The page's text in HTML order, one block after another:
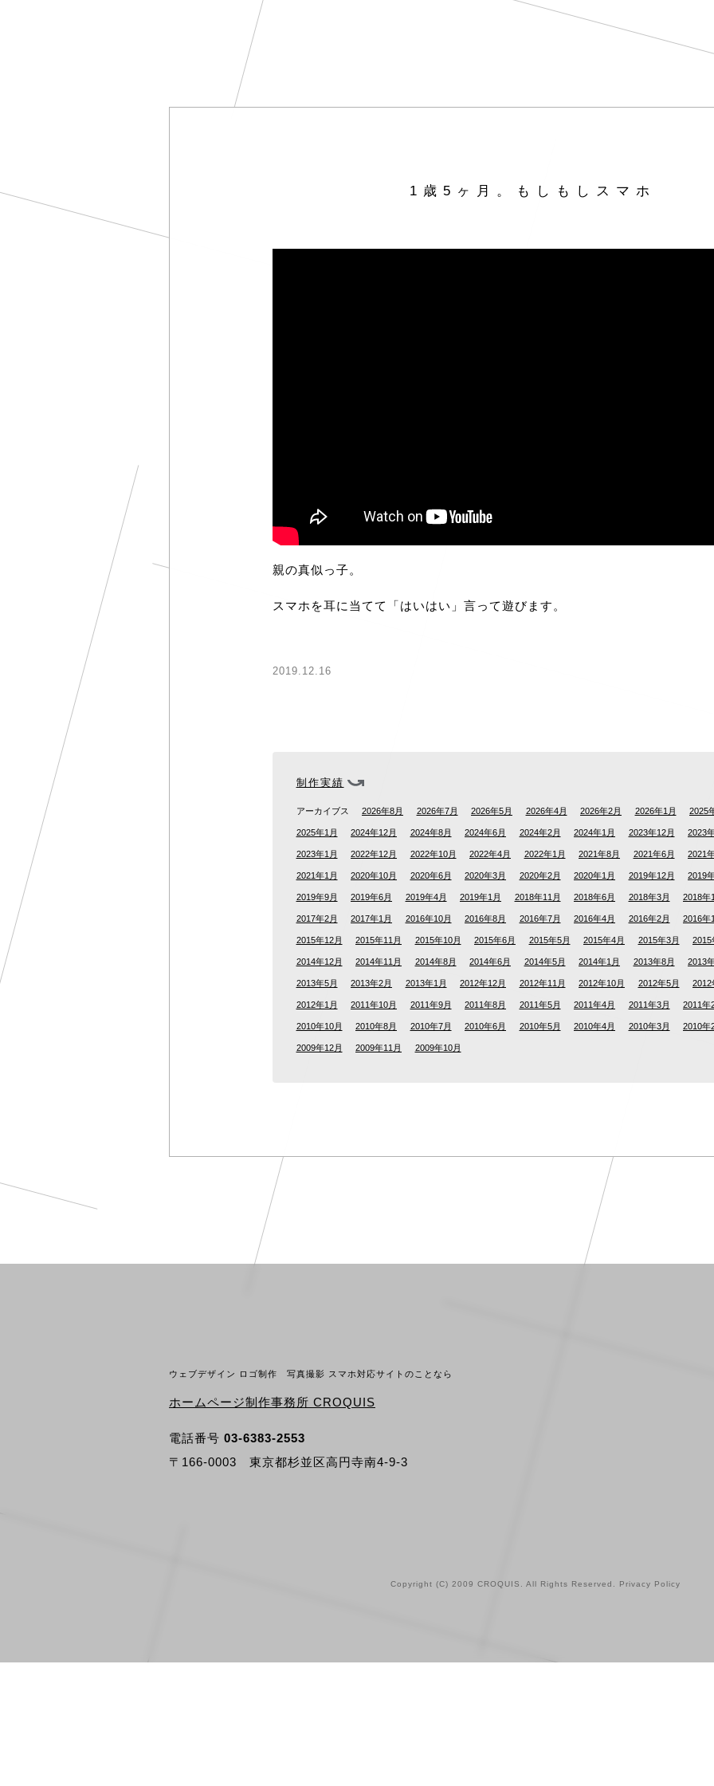
1歳5ヶ月。もしもしスマホ
親の真似っ子。
スマホを耳に当てて「はいはい」言って遊びます。
2019.12.16
制作実績
アーカイブス 2026年8月 2026年7月 2026年5月 2026年4月 2026年2月 2026年1月 2025
2025年1月 2024年12月 2024年8月 2024年6月 2024年2月 2024年1月 2023年12月 2023
2023年1月 2022年12月 2022年10月 2022年4月 2022年1月 2021年8月 2021年6月 2021
2021年1月 2020年10月 2020年6月 2020年3月 2020年2月 2020年1月 2019年12月 2019
2019年9月 2019年6月 2019年4月 2019年1月 2018年11月 2018年6月 2018年3月 2018年
2017年2月 2017年1月 2016年10月 2016年8月 2016年7月 2016年4月 2016年2月 2016年
2015年12月 2015年11月 2015年10月 2015年6月 2015年5月 2015年4月 2015年3月 2015
2014年12月 2014年11月 2014年8月 2014年6月 2014年5月 2014年1月 2013年8月 2013
2013年5月 2013年2月 2013年1月 2012年12月 2012年11月 2012年10月 2012年5月 2012
2012年1月 2011年10月 2011年9月 2011年8月 2011年5月 2011年4月 2011年3月 2011年
2010年10月 2010年8月 2010年7月 2010年6月 2010年5月 2010年4月 2010年3月 2010年
2009年12月 2009年11月 2009年10月
ウェブデザイン ロゴ制作 写真撮影 スマホ対応サイトのことなら
ホームページ制作事務所 CROQUIS
電話番号 03-6383-2553
〒166-0003 東京都杉並区高円寺南4-9-3
Copyright (C) 2009 CROQUIS. All Rights Reserved. Privacy Policy